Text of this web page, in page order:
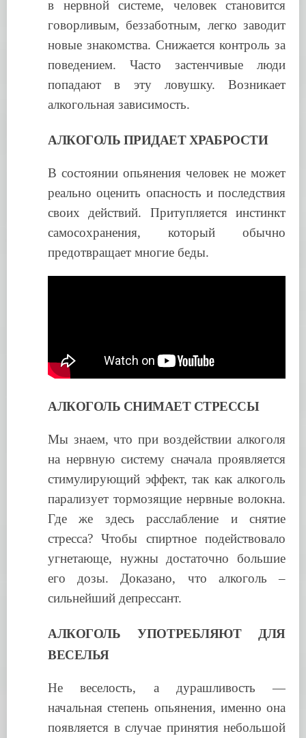
в нервной системе, человек становится
говорливым, беззаботным, легко заводит
новые знакомства. Снижается контроль за
поведением. Часто застенчивые люди
попадают в эту ловушку. Возникает
алкогольная зависимость.
АЛКОГОЛЬ ПРИДАЕТ ХРАБРОСТИ
В состоянии опьянения человек не может
реально оценить опасность и последствия
своих действий. Притупляется инстинкт
самосохранения, который обычно
предотвращает многие беды.
АЛКОГОЛЬ СНИМАЕТ СТРЕССЫ
Мы знаем, что при воздействии алкоголя
на нервную систему сначала проявляется
стимулирующий эффект, так как алкоголь
парализует тормозящие нервные волокна.
Где же здесь расслабление и снятие
стресса? Чтобы спиртное подействовало
угнетающе, нужны достаточно большие
его дозы. Доказано, что алкоголь –
сильнейший депрессант.
АЛКОГОЛЬ УПОТРЕБЛЯЮТ ДЛЯ
ВЕСЕЛЬЯ
Не веселость, а дурашливость —
начальная степень опьянения, именно она
появляется в случае принятия небольшой